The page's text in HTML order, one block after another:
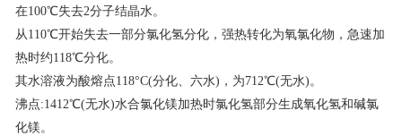
在100℃失去2分子结晶水。
从110℃开始失去一部分氯化氢分化，强热转化为氧氯化物，急速加
热时约118℃分化。
其水溶液为酸熔点118°C(分化、六水)，为712℃(无水)。
沸点:1412℃(无水)水合氯化镁加热时氯化氢部分生成氧化氢和碱氯
化镁。